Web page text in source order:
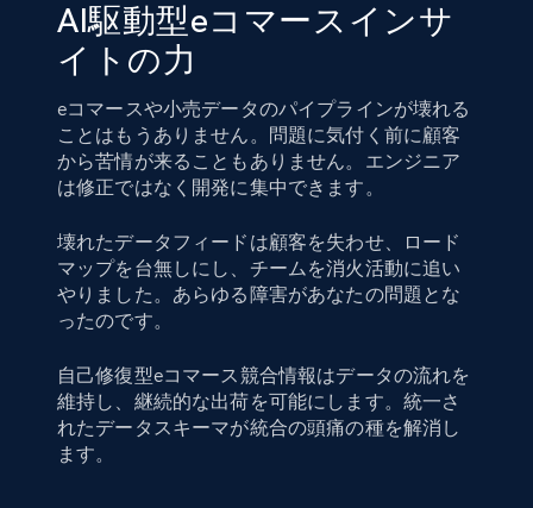
AI駆動型eコマースインサ
イトの力
eコマースや小売データのパイプラインが壊れる
ことはもうありません。問題に気付く前に顧客
から苦情が来ることもありません。エンジニア
は修正ではなく開発に集中できます。
壊れたデータフィードは顧客を失わせ、ロード
マップを台無しにし、チームを消火活動に追い
やりました。あらゆる障害があなたの問題とな
ったのです。
自己修復型eコマース競合情報はデータの流れを
維持し、継続的な出荷を可能にします。統一さ
れたデータスキーマが統合の頭痛の種を解消し
ます。